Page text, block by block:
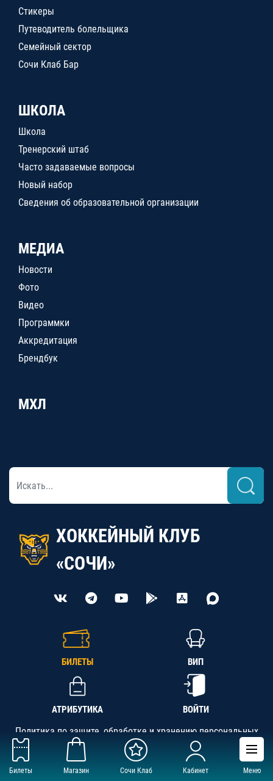
Билеты Магазин Сочи Клаб Кабинет Меню
Стикеры
Путеводитель болельщика
Семейный сектор
Сочи Клаб Бар
ШКОЛА
Школа
Тренерский штаб
Часто задаваемые вопросы
Новый набор
Сведения об образовательной организации
МЕДИА
Новости
Фото
Видео
Программки
Аккредитация
Брендбук
МХЛ
ХОККЕЙНЫЙ КЛУБ
«СОЧИ»
БИЛЕТЫ ВИП
АТРИБУТИКА ВОЙТИ
Политика по защите, обработке и хранению персональных
данных
АНО «СК «Кубань-Регион», ОГРН 1142300002349,